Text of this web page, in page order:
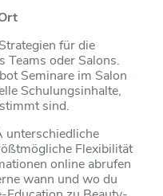
für die
Teams oder Salons.
Seminare im Salon
Schulungsinhalte,
sind.
unterschiedliche
Flexibilität
online abrufen
wann und wo du